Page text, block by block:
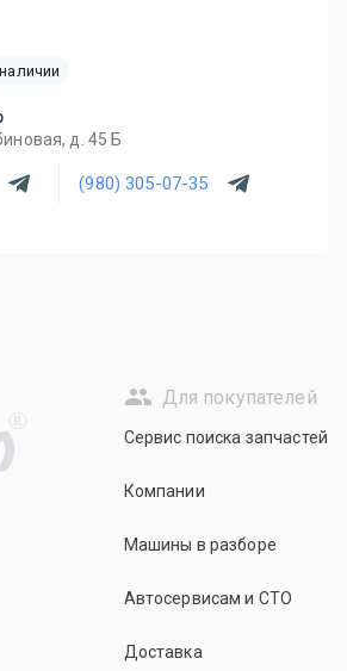
д. 45 Б
(980) 305-07-35
R
Для покупателей
Сервис поиска запчастей
Компании
Машины в разборе
Автосервисам и СТО
Доставка